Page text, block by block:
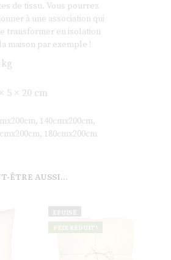
de tissu. Vous pourrez
à une association qui
transformer en isolation
maison par exemple !
kg
5 × 20 cm
140cmx200cm,
180cmx200cm
ÊTRE AUSSI…
EPUISÉ
PRIX RÉDUIT !